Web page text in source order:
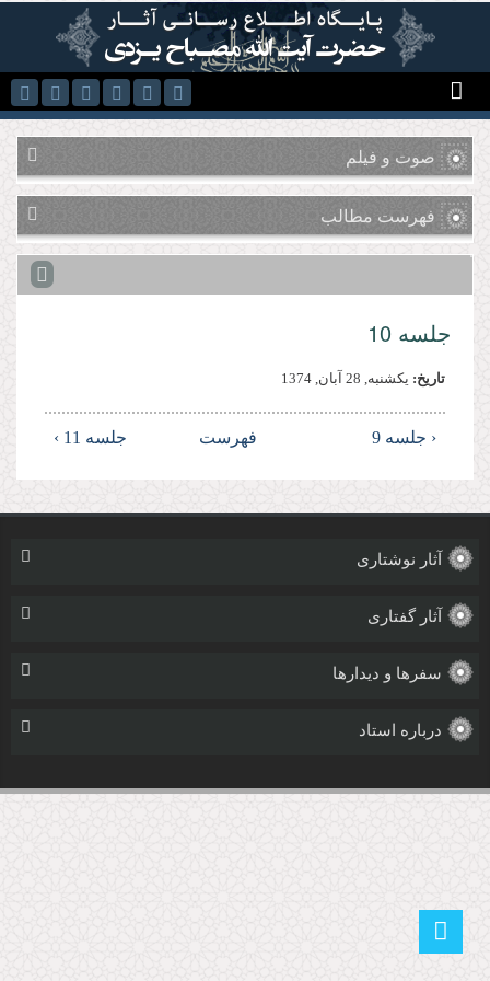
رفتن به محتوای اصلی
صوت و فیلم
فهرست مطالب
جلسه 10
تاریخ: يكشنبه, 28 آبان, 1374
‹ جلسه 9 فهرست جلسه 11 ›
آثار نوشتاری
آثار گفتاری
سفرها و دیدارها
درباره استاد